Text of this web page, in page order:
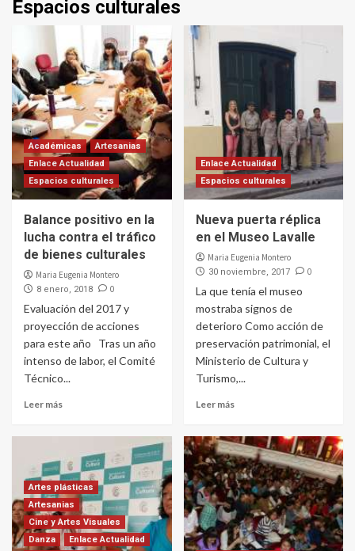
Espacios culturales
Académicas
Artesanias
Enlace Actualidad
Espacios culturales
Balance positivo en la
lucha contra el tráfico
de bienes culturales
Maria Eugenia Montero
8 enero, 2018 0
Evaluación del 2017 y
proyección de acciones
para este año Tras un año
intenso de labor, el Comité
Técnico...
Leer más
Enlace Actualidad
Espacios culturales
Nueva puerta réplica
en el Museo Lavalle
Maria Eugenia Montero
30 noviembre, 2017 0
La que tenía el museo
mostraba signos de
deterioro Como acción de
preservación patrimonial, el
Ministerio de Cultura y
Turismo,...
Leer más
Artes plásticas
Artesanias
Cine y Artes Visuales
Danza
Enlace Actualidad